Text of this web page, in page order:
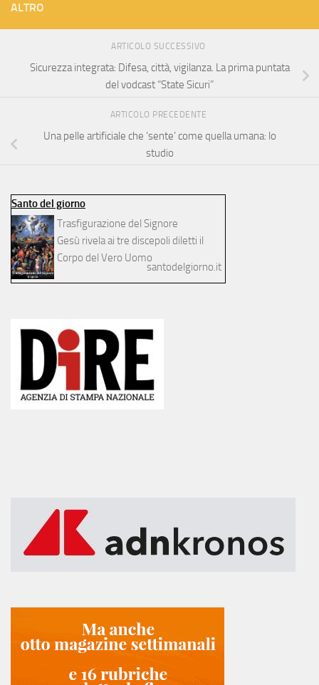
ALTRO
ARTICOLO SUCCESSIVO
Sicurezza integrata: Difesa, città, vigilanza. La prima puntata
del vodcast “State Sicuri”
ARTICOLO PRECEDENTE
Una pelle artificiale che ‘sente’ come quella umana: lo
studio
Santo del giorno
Trasfigurazione del Signore
Gesù rivela ai tre discepoli diletti il
Corpo del Vero Uomo
santodelgiorno.it